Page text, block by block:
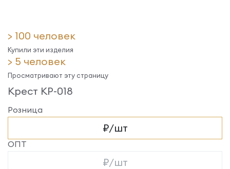
> 100 человек
Купили эти изделия
> 5 человек
Просматривают эту страницу
Крест КР-018
Розница
₽/шт
ОПТ
₽/шт